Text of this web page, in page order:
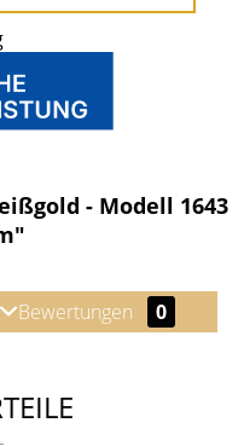
- Modell 1643
Bewertungen 0